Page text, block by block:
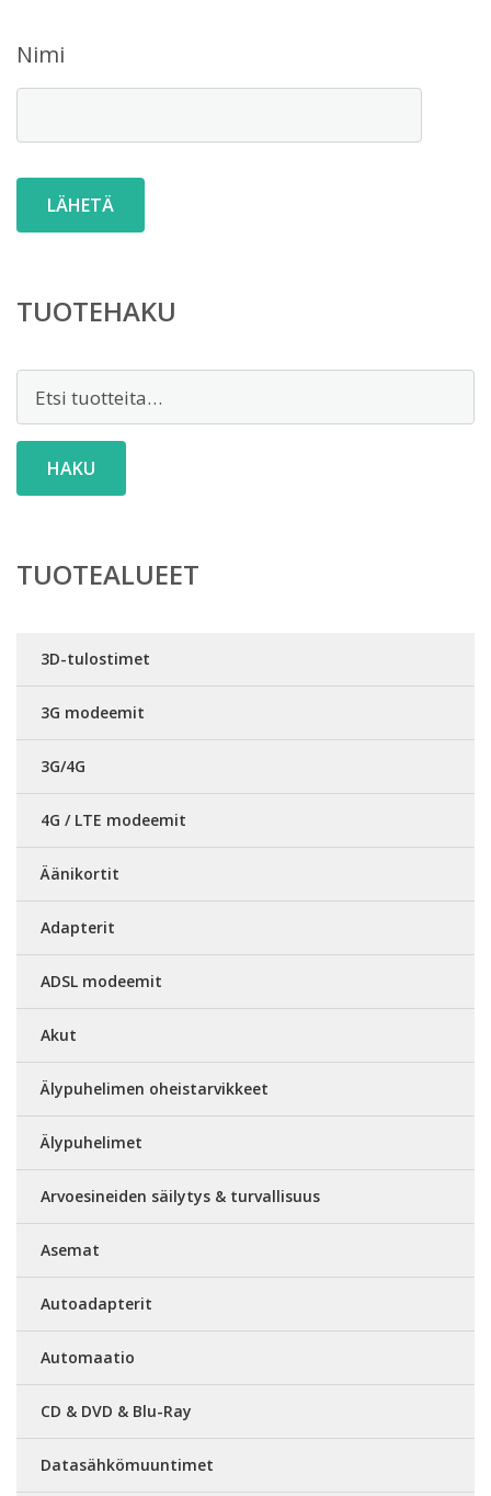
Nimi
TUOTEHAKU
HAKU
TUOTEALUEET
3D-tulostimet
3G modeemit
3G/4G
4G / LTE modeemit
Äänikortit
Adapterit
ADSL modeemit
Akut
Älypuhelimen oheistarvikkeet
Älypuhelimet
Arvoesineiden säilytys & turvallisuus
Asemat
Autoadapterit
Automaatio
CD & DVD & Blu-Ray
Datasähkömuuntimet